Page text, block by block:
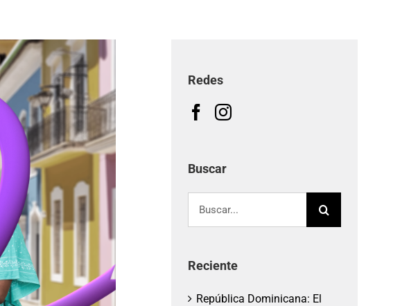
Redes
Buscar
Reciente
República Dominicana: El